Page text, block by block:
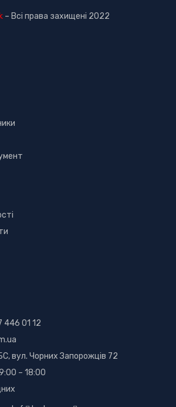
– Всі права захищені 2022
446 01 12
вул. Чорних Запорожців 72
– 18:00